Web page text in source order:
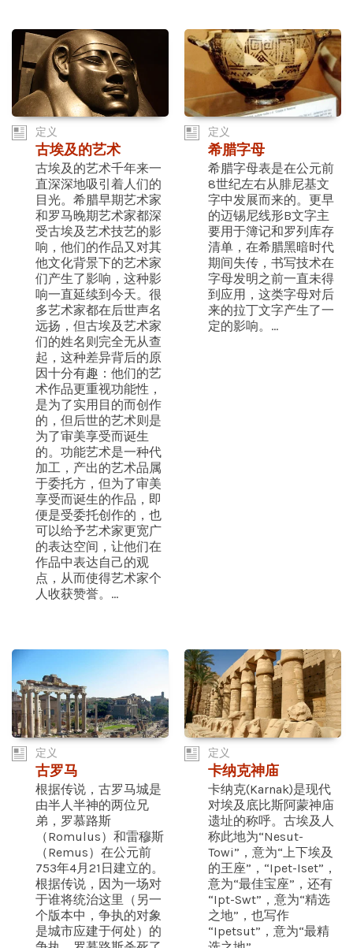
定义
古埃及的艺术
古埃及的艺术千年来一
直深深地吸引着人们的
目光。希腊早期艺术家
和罗马晚期艺术家都深
受古埃及艺术技艺的影
响，他们的作品又对其
他文化背景下的艺术家
们产生了影响，这种影
响一直延续到今天。很
多艺术家都在后世声名
远扬，但古埃及艺术家
们的姓名则完全无从查
起，这种差异背后的原
因十分有趣：他们的艺
术作品更重视功能性，
是为了实用目的而创作
的，但后世的艺术则是
为了审美享受而诞生
的。功能艺术是一种代
加工，产出的艺术品属
于委托方，但为了审美
享受而诞生的作品，即
便是受委托创作的，也
可以给予艺术家更宽广
的表达空间，让他们在
作品中表达自己的观
点，从而使得艺术家个
人收获赞誉。...
定义
希腊字母
希腊字母表是在公元前
8世纪左右从腓尼基文
字中发展而来的。更早
的迈锡尼线形B文字主
要用于簿记和罗列库存
清单，在希腊黑暗时代
期间失传，书写技术在
字母发明之前一直未得
到应用，这类字母对后
来的拉丁文字产生了一
定的影响。...
定义
古罗马
根据传说，古罗马城是
由半人半神的两位兄
弟，罗慕路斯
（Romulus）和雷穆斯
（Remus）在公元前
753年4月21日建立的。
根据传说，因为一场对
于谁将统治这里（另一
个版本中，争执的对象
是城市应建于何处）的
定义
卡纳克神庙
卡纳克(Karnak)是现代
对埃及底比斯阿蒙神庙
遗址的称呼。古埃及人
称此地为“Nesut-
Towi”，意为“上下埃及
的王座”，“Ipet-Iset”，
意为“最佳宝座”，还有
“Ipt-Swt”，意为“精选
之地”，也写作
“Ipetsut”，意为“最精